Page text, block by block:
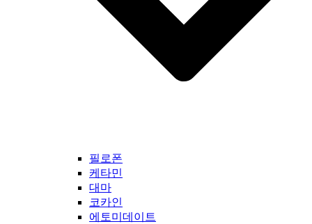
필로폰
케타민
대마
코카인
에토미데이트